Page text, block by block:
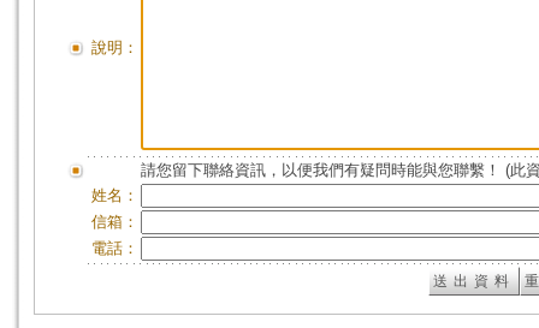
說明：
請您留下聯絡資訊，以便我們有疑問時能與您聯繫！ (此
姓名：
信箱：
電話：